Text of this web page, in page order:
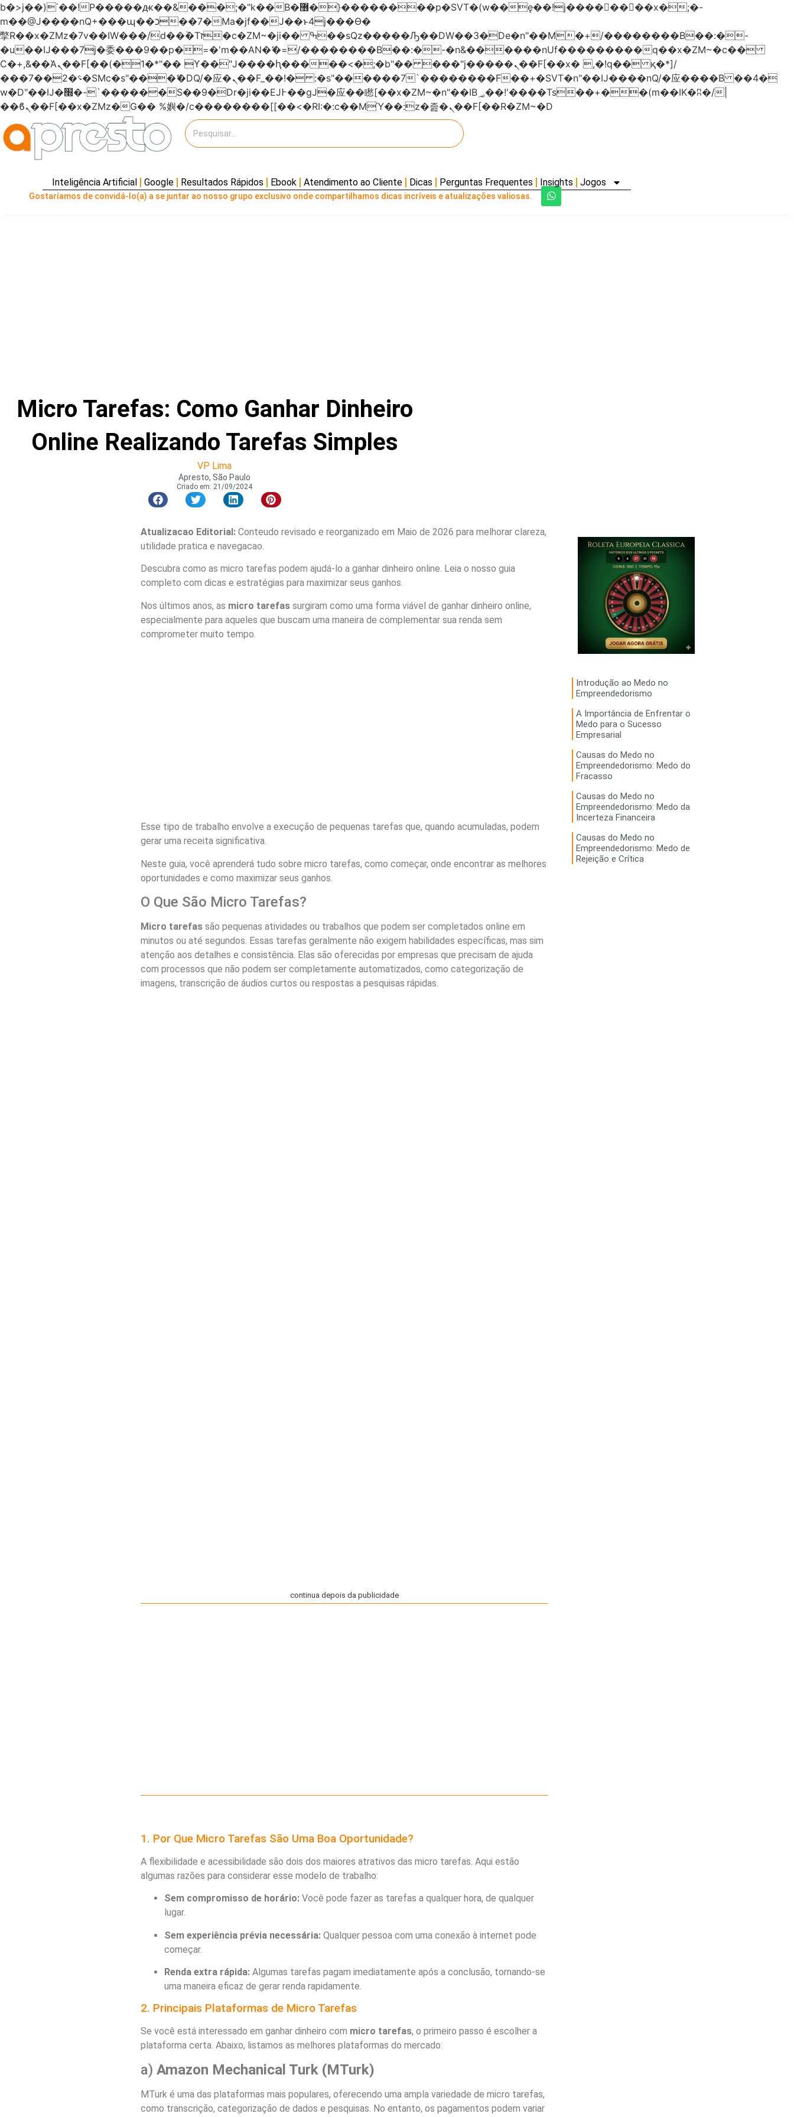
b�>j��)΄��!P�����ԫ��&���;�"k��B�޶�}��������p�SVT�(w��ę��!j��������x�;�-
m��@J����nQ+���պ��כ��7�Ma�jf��J��ͱ4j���Ѳ�
撆R��x�ZMz�7v��IW���/d��ٞ�Тז�c�ZM~�ji�� ߒ��sQz�����Ԡ��DW��3�De�n"��M�+/��������B��:�-
�u��IJ���7j�委���9��p�=�'m��AN�ޭ�=/��������B��:�-�n&������nUf���������q��x�ZM~�c��
Ϲ�+,&��Ὰܢ��F[��(�1�*"�� ϒ��"J����ԧ�����<�;�b"�� ���"j�����ܢ��F[��x� ,�!q�� қ�*]/
���؝�2��7�SMc�s"���ޭ�DQ/�应�ܢ��F_��!� :�s"������7`��������F��+�SVT�n"��IJ����nQ/�应����B ��4�
w�D"��IJ�׭�-`������S��9�Dr�ji��EJ߅��gJ�应��矁[��x�ZM~�n"��IB؃��!'����Тѕ��+��(m��IK�ʭ�/|
��ϐܢ��F[��x�ZMz�G�� %嬩�/c��������[[��<�RI:�:c��MΎ��:z�졾�ܢ��F[��R�ZM~�D
Inteligência Artificial Google Resultados Rápidos Ebook Atendimento ao Cliente Dicas Perguntas Frequentes Insights Jogos
Gostaríamos de convidá-lo(a) a se juntar ao nosso grupo exclusivo onde compartilhamos dicas incríveis e atualizações valiosas.
Micro Tarefas: Como Ganhar Dinheiro
Online Realizando Tarefas Simples
VP Lima
Apresto, São Paulo
Criado em: 21/09/2024
Atualizacao Editorial:Conteudo revisado e reorganizado em Maio de 2026 para melhorar clareza,
utilidade pratica e navegacao.
Descubra como as micro tarefas podem ajudá-lo a ganhar dinheiro online. Leia o nosso guia
completo com dicas e estratégias para maximizar seus ganhos.
Nos últimos anos, as micro tarefassurgiram como uma forma viável de ganhar dinheiro online,
especialmente para aqueles que buscam uma maneira de complementar sua renda sem
comprometer muito tempo.
Esse tipo de trabalho envolve a execução de pequenas tarefas que, quando acumuladas, podem
gerar uma receita significativa.
Neste guia, você aprenderá tudo sobre micro tarefas, como começar, onde encontrar as melhores
oportunidades e como maximizar seus ganhos.
O Que São Micro Tarefas?
Micro tarefassão pequenas atividades ou trabalhos que podem ser completados online em
minutos ou até segundos. Essas tarefas geralmente não exigem habilidades específicas, mas sim
atenção aos detalhes e consistência. Elas são oferecidas por empresas que precisam de ajuda
com processos que não podem ser completamente automatizados, como categorização de
imagens, transcrição de áudios curtos ou respostas a pesquisas rápidas.
Introdução ao Medo no
Empreendedorismo
A Importância de Enfrentar o
Medo para o Sucesso
Empresarial
Causas do Medo no
Empreendedorismo: Medo do
Fracasso
Causas do Medo no
Empreendedorismo: Medo da
Incerteza Financeira
Causas do Medo no
Empreendedorismo: Medo de
Rejeição e Crítica
continua depois da publicidade
1. Por Que Micro Tarefas São Uma Boa Oportunidade?
A flexibilidade e acessibilidade são dois dos maiores atrativos das micro tarefas. Aqui estão
algumas razões para considerar esse modelo de trabalho:
Sem compromisso de horário:Você pode fazer as tarefas a qualquer hora, de qualquer
lugar.
Sem experiência prévia necessária:Qualquer pessoa com uma conexão à internet pode
começar.
Renda extra rápida:Algumas tarefas pagam imediatamente após a conclusão, tornando-se
uma maneira eficaz de gerar renda rapidamente.
2. Principais Plataformas de Micro Tarefas
Se você está interessado em ganhar dinheiro com micro tarefas, o primeiro passo é escolher a
plataforma certa. Abaixo, listamos as melhores plataformas do mercado:
a) Amazon Mechanical Turk (MTurk)
MTurk é uma das plataformas mais populares, oferecendo uma ampla variedade de micro tarefas,
como transcrição, categorização de dados e pesquisas. No entanto, os pagamentos podem variar